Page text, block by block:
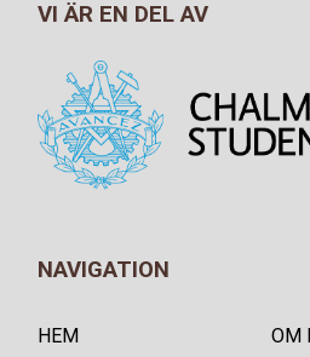
VI ÄR EN DEL AV
NAVIGATION
HEM OM